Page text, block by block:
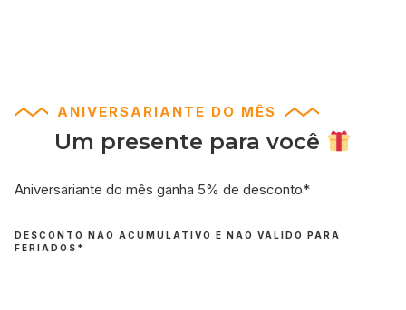
ANIVERSARIANTE DO MÊS
Um presente para você
Aniversariante do mês ganha 5% de desconto*
DESCONTO NÃO ACUMULATIVO E NÃO VÁLIDO PARA
FERIADOS*